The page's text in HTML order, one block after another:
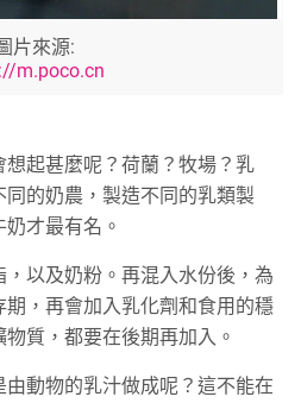
片來源:
m.poco.cn
起甚麼呢？荷蘭？牧場？乳
的奶農，製造不同的乳類製
才最有名。
以及奶粉。再混入水份後，為
，再會加入乳化劑和食用的穩
質，都要在後期再加入。
動物的乳汁做成呢？這不能在